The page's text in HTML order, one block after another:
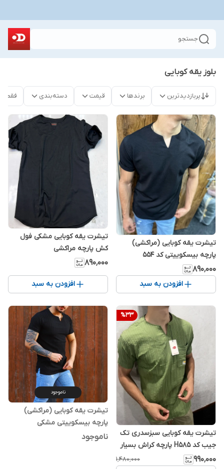
جستجو
بلوز یقه کوبایی
پربازدیدترین برندها قیمت دسته‌بندی فقط
تیشرت یقه کوبایی (مراکشی)
پارچه بیسکوییتی کد ۵۵۴
۸۹۰٬۰۰۰
افزودن به سبد
تیشرت یقه کوبایی مشکی فول
کش پارچه مراکشی
۸۹۰٬۰۰۰
افزودن به سبد
%33
تیشرت یقه کوبایی سبزسدری تک
جیب کد H585 پارچه کراش بسیار
خنک و شیک
۹۹۰٬۰۰۰ ۱٬۴۸۰٬۰۰۰
ناموجود
تیشرت یقه کوبایی (مراکشی)
پارچه بیسکوییتی مشکی
ناموجود